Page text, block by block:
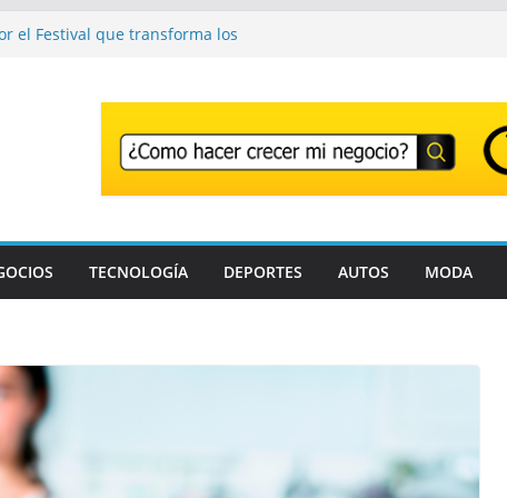
Milán
experiencia musical irrepetible: Corona
son detenidos en un solo día en
Unidos; intensifican operativos de
New Day’ es una película estupenda
New Day’ supera los 1000 millones y ya
de las películas más taquilleras de
TECNOLOGÍA DEPORTES AUTOS MODA